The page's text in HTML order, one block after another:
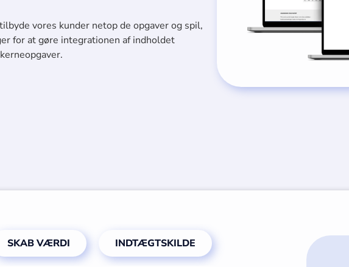
vores kunder netop de opgaver og spil,
for at gøre integrationen af indholdet
SKAB VÆRDI INDTÆGTSKILDE